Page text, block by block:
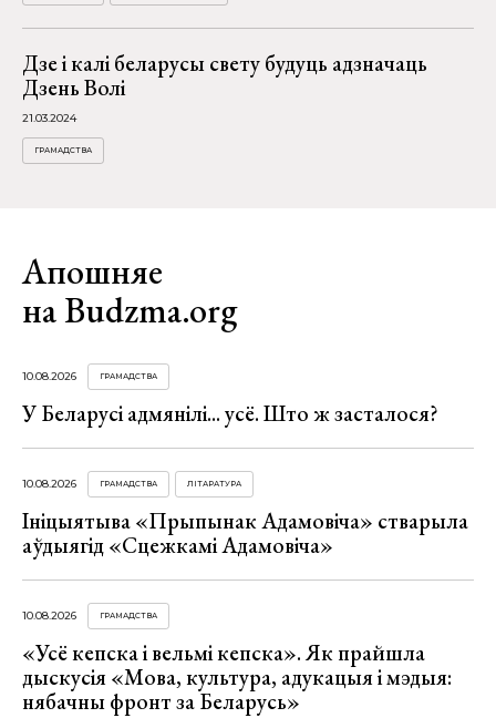
Дзе і калі беларусы свету будуць адзначаць
Дзень Волі
21.03.2024
ГРАМАДСТВА
Апошняе
на Budzma.org
10.08.2026 ГРАМАДСТВА
У Беларусі адмянілі... усё. Што ж засталося?
10.08.2026 ГРАМАДСТВА ЛІТАРАТУРА
Ініцыятыва «Прыпынак Адамовіча» стварыла
аўдыягід «Сцежкамі Адамовіча»
10.08.2026 ГРАМАДСТВА
«Усё кепска і вельмі кепска». Як прайшла
дыскусія «Мова, культура, адукацыя і мэдыя:
нябачны фронт за Беларусь»